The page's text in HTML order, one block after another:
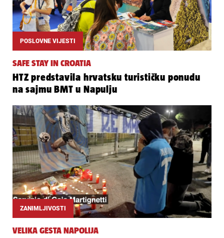
POSLOVNE VIJESTI
SAFE STAY IN CROATIA
HTZ predstavila hrvatsku turističku ponudu
na sajmu BMT u Napulju
ZANIMLJIVOSTI
VELIKA GESTA NAPOLIJA